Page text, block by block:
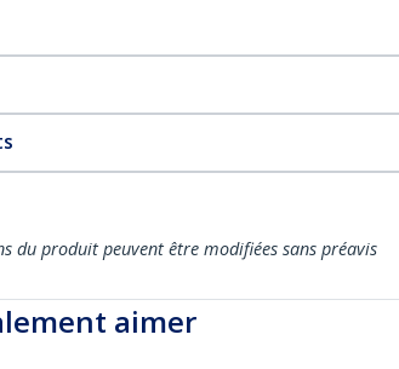
du produit peuvent être modifiées sans préavis
aimer